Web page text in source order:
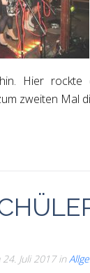
Hier
zweiten Mal
24. Juli 2017in